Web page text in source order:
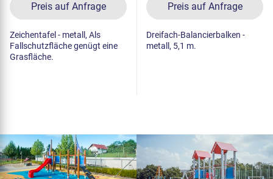
Preis auf Anfrage
Zeichentafel - metall, Als
Fallschutzfläche genügt eine
Grasfläche.
Preis auf Anfrage
Dreifach-Balancierbalken -
metall, 5,1 m.